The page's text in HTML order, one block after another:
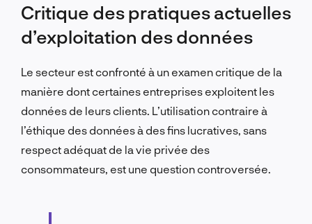
Critique des pratiques actuelles
d’exploitation des données
Le secteur est confronté à un examen critique de la
manière dont certaines entreprises exploitent les
données de leurs clients. L’utilisation contraire à
l’éthique des données à des fins lucratives, sans
respect adéquat de la vie privée des
consommateurs, est une question controversée.